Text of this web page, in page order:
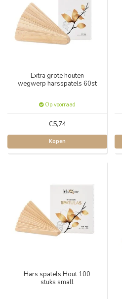
Extra grote houten
wegwerp harsspatels 60st
Op voorraad
€5,74
Kopen
Hars spatels Hout 100
stuks small